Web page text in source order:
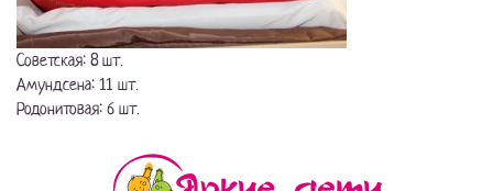
Советская: 8 шт.
Амундсена: 11 шт.
Родонитовая: 6 шт.